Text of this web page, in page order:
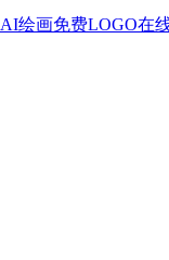
AI绘画免费LOGO在